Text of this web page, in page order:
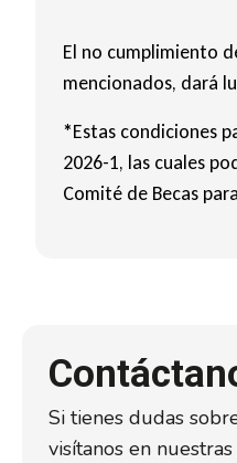
El no cumplimiento
mencionados, dará
*Estas condiciones
2026-1, las cuales
Comité de Becas
Si tienes dudas
visítanos en